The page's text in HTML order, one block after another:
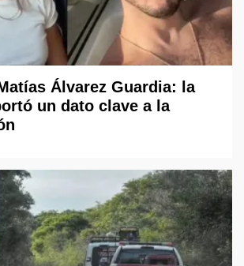
Álvarez Guardia: la
un dato clave a la